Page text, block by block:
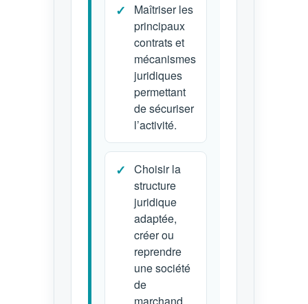
Maîtriser les
principaux
contrats et
mécanismes
juridiques
permettant
de sécuriser
l’activité.
Choisir la
structure
juridique
adaptée,
créer ou
reprendre
une société
de
marchand